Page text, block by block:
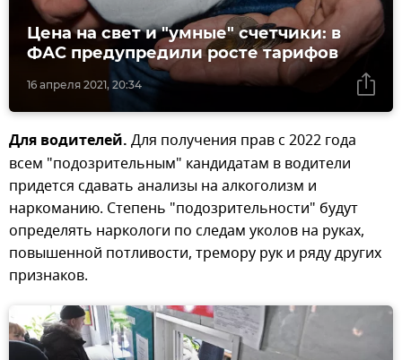
16 апреля 2021, 20:34
Цена на свет и "умные" счетчики: в
ФАС предупредили росте тарифов
Для водителей. Для получения прав с 2022 года
всем "подозрительным" кандидатам в водители
придется сдавать анализы на алкоголизм и
наркоманию. Степень "подозрительности" будут
определять наркологи по следам уколов на руках,
повышенной потливости, тремору рук и ряду других
признаков.